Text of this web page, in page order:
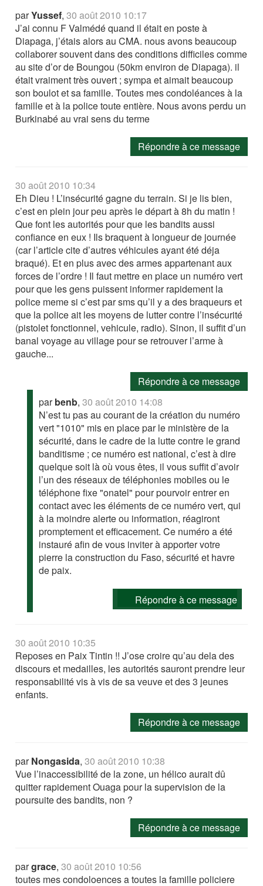
parYussef,30 août 2010 10:17
J’ai connu F Valmédé quand il était en poste à
Diapaga, j’étais alors au CMA. nous avons beaucoup
collaborer souvent dans des conditions difficiles comme
au site d’or de Boungou (50km environ de Diapaga). il
était vraiment très ouvert ; sympa et aimait beaucoup
son boulot et sa famille. Toutes mes condoléances à la
famille et à la police toute entière. Nous avons perdu un
Burkinabé au vrai sens du terme
Répondre à ce message
30 août 2010 10:34
Eh Dieu ! L’insécurité gagne du terrain. Si je lis bien,
c’est en plein jour peu après le départ à 8h du matin !
Que font les autorités pour que les bandits aussi
confiance en eux ! Ils braquent à longueur de journée
(car l’article cite d’autres véhicules ayant été déja
braqué). Et en plus avec des armes appartenant aux
forces de l’ordre ! Il faut mettre en place un numéro vert
pour que les gens puissent informer rapidement la
police meme si c’est par sms qu’il y a des braqueurs et
que la police ait les moyens de lutter contre l’insécurité
(pistolet fonctionnel, vehicule, radio). Sinon, il suffit d’un
banal voyage au village pour se retrouver l’arme à
gauche...
Répondre à ce message
parbenb,30 août 2010 14:08
N’est tu pas au courant de la création du numéro
vert "1010" mis en place par le ministère de la
sécurité, dans le cadre de la lutte contre le grand
banditisme ; ce numéro est national, c’est à dire
quelque soit là où vous êtes, il vous suffit d’avoir
l’un des réseaux de téléphonies mobiles ou le
téléphone fixe "onatel" pour pourvoir entrer en
contact avec les éléments de ce numéro vert, qui
à la moindre alerte ou information, réagiront
promptement et efficacement. Ce numéro a été
instauré afin de vous inviter à apporter votre
pierre la construction du Faso, sécurité et havre
de paix.
Répondre à ce message
30 août 2010 10:35
Reposes en Paix Tintin !! J’ose croire qu’au dela des
discours et medailles, les autorités sauront prendre leur
responsabilité vis à vis de sa veuve et des 3 jeunes
enfants.
Répondre à ce message
parNongasida,30 août 2010 10:38
Vue l’inaccessibilité de la zone, un hélico aurait dû
quitter rapidement Ouaga pour la supervision de la
poursuite des bandits, non ?
Répondre à ce message
pargrace,30 août 2010 10:56
toutes mes condoloences a toutes la famille policiere